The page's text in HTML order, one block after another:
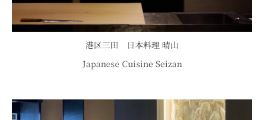
港区三田 日本料理 晴山
Japanese Cuisine Seizan